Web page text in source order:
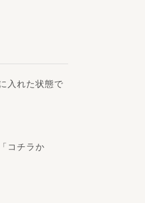
入れた状態で
コチラか